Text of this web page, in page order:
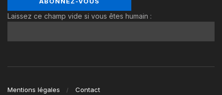
Laissez ce champ vide si vous êtes humain :
Mentions légales Contact